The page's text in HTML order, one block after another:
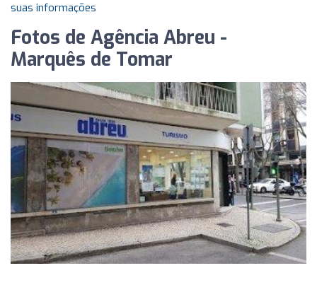
suas informações
Fotos de Agência Abreu -
Marquês de Tomar